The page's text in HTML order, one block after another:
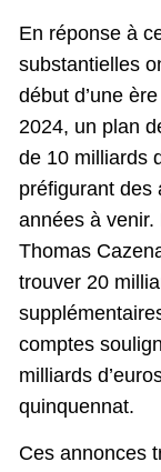
En réponse à
substantielles
début d’une
2024, un plan
de 10 milliards
préfigurant des
années à
Thomas
trouver 20
comptes
milliards
quinquennat.
Ces annonces